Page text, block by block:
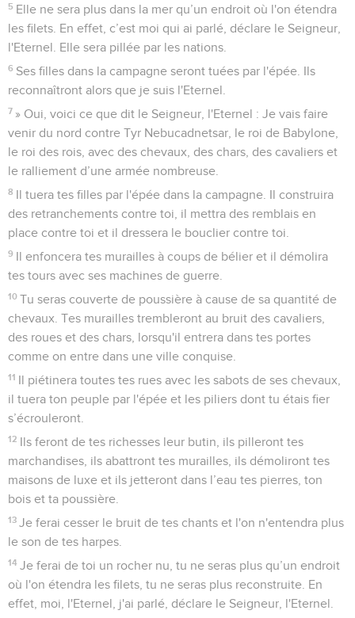
5 Elle ne sera plus dans la mer qu’un endroit où l'on étendra
les filets. En effet, c’est moi qui ai parlé, déclare le Seigneur,
l'Eternel. Elle sera pillée par les nations.
6 Ses filles dans la campagne seront tuées par l'épée. Ils
reconnaîtront alors que je suis l'Eternel.
7 » Oui, voici ce que dit le Seigneur, l'Eternel : Je vais faire
venir du nord contre Tyr Nebucadnetsar, le roi de Babylone,
le roi des rois, avec des chevaux, des chars, des cavaliers et
le ralliement d’une armée nombreuse.
8 Il tuera tes filles par l'épée dans la campagne. Il construira
des retranchements contre toi, il mettra des remblais en
place contre toi et il dressera le bouclier contre toi.
9 Il enfoncera tes murailles à coups de bélier et il démolira
tes tours avec ses machines de guerre.
10 Tu seras couverte de poussière à cause de sa quantité de
chevaux. Tes murailles trembleront au bruit des cavaliers,
des roues et des chars, lorsqu'il entrera dans tes portes
comme on entre dans une ville conquise.
11 Il piétinera toutes tes rues avec les sabots de ses chevaux,
il tuera ton peuple par l'épée et les piliers dont tu étais fier
s’écrouleront.
12 Ils feront de tes richesses leur butin, ils pilleront tes
marchandises, ils abattront tes murailles, ils démoliront tes
maisons de luxe et ils jetteront dans l’eau tes pierres, ton
bois et ta poussière.
13 Je ferai cesser le bruit de tes chants et l'on n'entendra plus
le son de tes harpes.
14 Je ferai de toi un rocher nu, tu ne seras plus qu’un endroit
où l'on étendra les filets, tu ne seras plus reconstruite. En
effet, moi, l'Eternel, j'ai parlé, déclare le Seigneur, l'Eternel.